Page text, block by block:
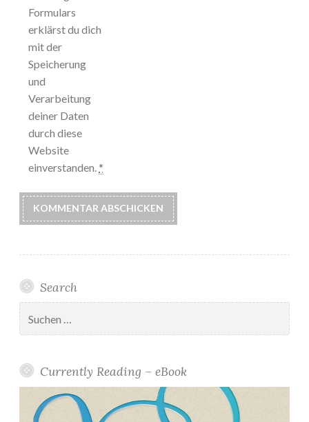
Formulars
erklärst du dich
mit der
Speicherung
und
Verarbeitung
deiner Daten
durch diese
Website
einverstanden. *
Search
nach:
Currently Reading – eBook